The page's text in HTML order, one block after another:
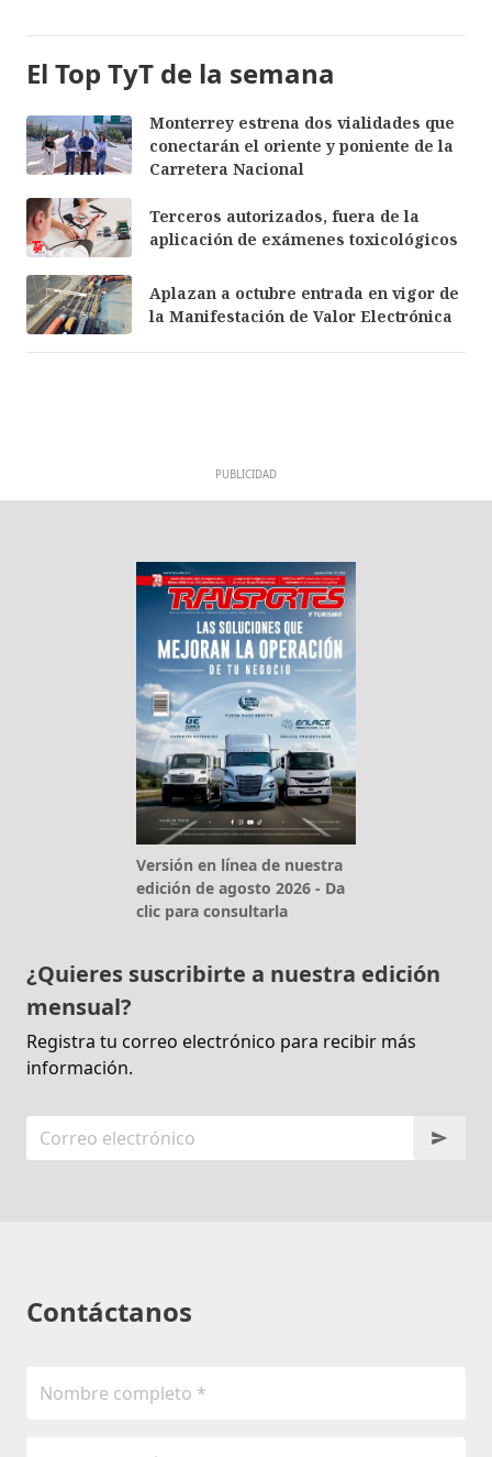
El Top TyT de la semana
Monterrey estrena dos vialidades que
conectarán el oriente y poniente de la
Carretera Nacional
Terceros autorizados, fuera de la
aplicación de exámenes toxicológicos
Aplazan a octubre entrada en vigor de
la Manifestación de Valor Electrónica
PUBLICIDAD
Versión en línea de nuestra
edición de agosto 2026 - Da
clic para consultarla
¿Quieres suscribirte a nuestra edición
mensual?
Registra tu correo electrónico para recibir más
información.
Contáctanos